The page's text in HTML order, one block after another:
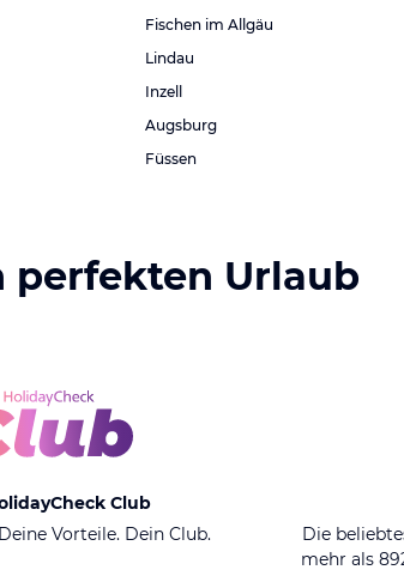
Fischen im Allgäu
Lindau
Inzell
Augsburg
Füssen
perfekten Urlaub
Club
Vorteile. Dein Club.
Die
mehr als